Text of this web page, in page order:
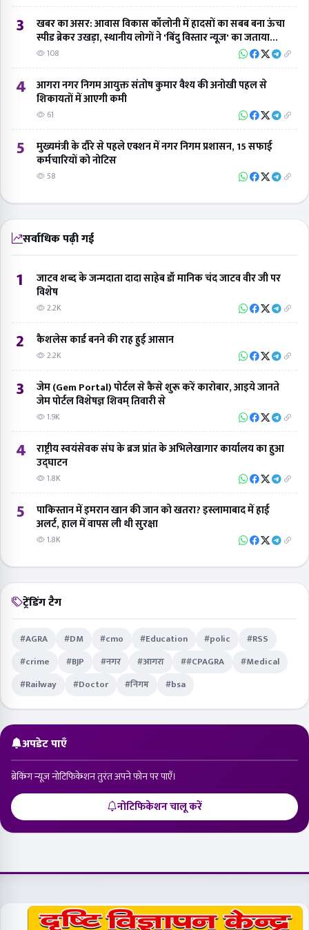
3
खबर का असर: आवास विकास कॉलोनी में हादसों का सबब बना ऊंचा
स्पीड ब्रेकर उखड़ा, स्थानीय लोगों ने 'बिंदु विस्तार न्यूज' का जताया
आभार
108
4
आगरा नगर निगम आयुक्त संतोष कुमार वैश्य की अनोखी पहल से
शिकायतों में आएगी कमी
61
5
मुख्यमंत्री के दौरे से पहले एक्शन में नगर निगम प्रशासन, 15 सफाई
कर्मचारियों को नोटिस
58
सर्वाधिक पढ़ी गई
1
जाटव शब्द के जन्मदाता दादा साहेब डॉ मानिक चंद जाटव वीर जी पर
विशेष
2.2K
2 कैशलेस कार्ड बनने की राह हुई आसान
2.2K
3
जेम (Gem Portal) पोर्टल से कैसे शुरू करें कारोबार, आइये जानते
जेम पोर्टल विशेषज्ञ शिवम् तिवारी से
1.9K
4
राष्ट्रीय स्वयंसेवक संघ के ब्रज प्रांत के अभिलेखागार कार्यालय का हुआ
उद्घाटन
1.8K
5
पाकिस्तान में इमरान खान की जान को खतरा? इस्लामाबाद में हाई
अलर्ट, हाल में वापस ली थी सुरक्षा
1.8K
ट्रेंडिंग टैग
#AGRA #DM #cmo #Education #polic
#RSS
#crime
#BJP #नगर #आगरा ##CPAGRA
#Medical
#Railway
#Doctor #निगम #bsa
अपडेट पाएँ
ब्रेकिंग न्यूज़ नोटिफिकेशन तुरंत अपने फ़ोन पर पाएँ।
नोटिफिकेशन चालू करें